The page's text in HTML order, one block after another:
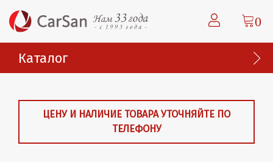
0
Каталог
ЦЕНУ И НАЛИЧИЕ ТОВАРА УТОЧНЯЙТЕ ПО
ТЕЛЕФОНУ